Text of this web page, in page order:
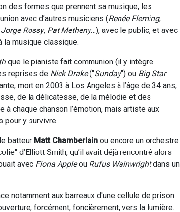
des formes que prennent sa musique, les
avec d’autres musiciens (Renée Fleming,
Jorge Rossy, Pat Metheny…), avec le public, et avec
la musique classique.
que le pianiste fait communion (il y intègre
reprises de Nick Drake("Sunday") ou Big Star
mort en 2003 à Los Angeles à l’âge de 34 ans,
de la délicatesse, de la mélodie et des
chaque chanson l’émotion, mais artiste aux
pour y survivre.
batteur Matt Chamberlain ou encore un orchestre
d’Elliott Smith, qu’il avait déjà rencontré alors
avec Fiona Appleou Rufus Wainwrightdans un
notamment aux barreaux d'une cellule de prison
forcément, foncièrement, vers la lumière.